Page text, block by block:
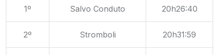
1º Salvo Conduto 20h26:40
2º Stromboli 20h31:59